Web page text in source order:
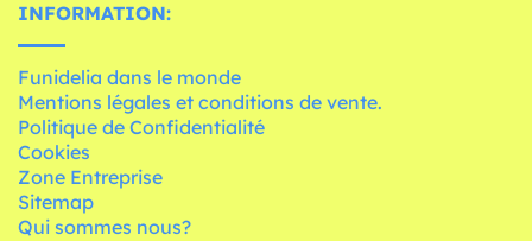
INFORMATION:
Funidelia dans le monde
Mentions légales et conditions de vente.
Politique de Confidentialité
Cookies
Zone Entreprise
Sitemap
Qui sommes nous?